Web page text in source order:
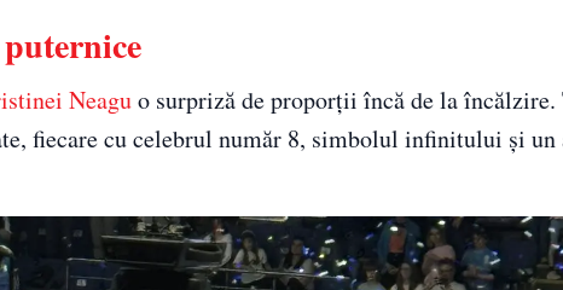
Neaguo surpriză de proporții încă de la încălzire.
fiecare cu celebrul număr 8, simbolul infinitului și un